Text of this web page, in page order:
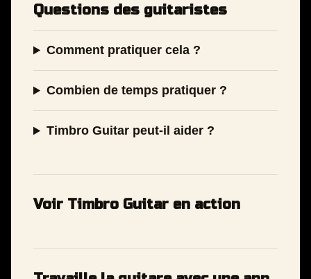
Questions des guitaristes
Comment pratiquer cela ?
Combien de temps pratiquer ?
Timbro Guitar peut-il aider ?
Voir Timbro Guitar en action